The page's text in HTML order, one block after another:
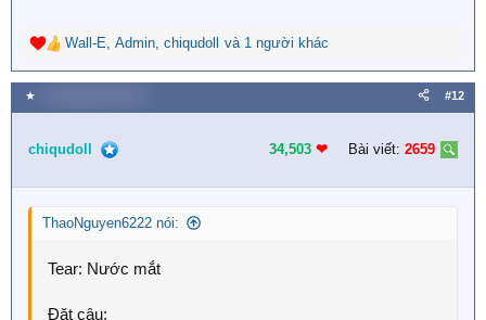
R
e
a
c
i
n
s
Wall-E, Admin, chiqudoll và 1 người khác
★ #12
chiqudoll 34,503 ❤︎ Bài viết: 2659
ThaoNguyen6222 nói:
Tear: Nước mắt
Đặt câu: